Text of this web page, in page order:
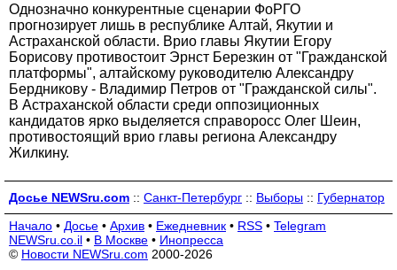
Однозначно конкурентные сценарии ФоРГО
прогнозирует лишь в республике Алтай, Якутии и
Астраханской области. Врио главы Якутии Егору
Борисову противостоит Эрнст Березкин от "Гражданской
платформы", алтайскому руководителю Александру
Бердникову - Владимир Петров от "Гражданской силы".
В Астраханской области среди оппозиционных
кандидатов ярко выделяется справоросс Олег Шеин,
противостоящий врио главы региона Александру
Жилкину.
Досье NEWSru.com :: Санкт-Петербург :: Выборы :: Губернатор
Начало • Досье • Архив • Ежедневник • RSS • Telegram
NEWSru.co.il • В Москве • Инопресса
© Новости NEWSru.com 2000-2026